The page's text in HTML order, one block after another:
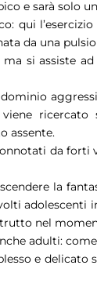
e sarà solo
qui
da una
si assiste
viene
assente.
da forti
la
adolescenti
nel
adulti:
e